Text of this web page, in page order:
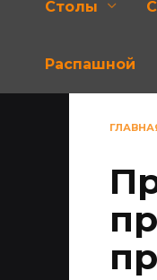
Столы
Распашной